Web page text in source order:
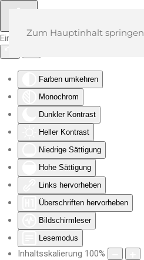
Eingabehilfen öffnen
Farben umkehren
Monochrom
Dunkler Kontrast
Heller Kontrast
Niedrige Sättigung
Hohe Sättigung
Links hervorheben
Überschriften hervorheben
Bildschirmleser
Lesemodus
Inhaltsskalierung 100%
Zum Hauptinhalt springen